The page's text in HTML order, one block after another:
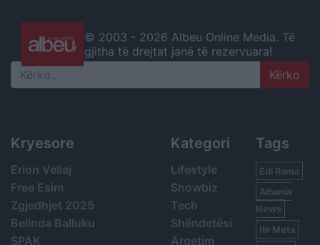
© 2003 - 2026 Albeu Online Media. Të
gjitha të drejtat janë të rezervuara!
Search
Kryesore
Erion Veliaj
Free Esim
Zgjedhjet 2025
Belinda Balluku
SPAK
Kategori
Lifestyle
Showbiz
Tech
Shëndetësi
Argetim
Tags
Edi Rama
Albania
News
Ilir Meta